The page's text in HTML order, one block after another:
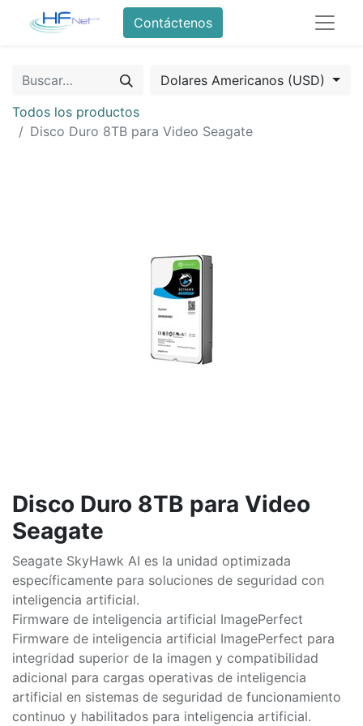
Contáctenos
Dolares Americanos (USD)
Todos los productos
Disco Duro 8TB para Video Seagate
Disco Duro 8TB para Video
Seagate
Seagate SkyHawk AI es la unidad optimizada
específicamente para soluciones de seguridad con
inteligencia artificial.
Firmware de inteligencia artificial ImagePerfect
Firmware de inteligencia artificial ImagePerfect para
integridad superior de la imagen y compatibilidad
adicional para cargas operativas de inteligencia
artificial en sistemas de seguridad de funcionamiento
continuo y habilitados para inteligencia artificial.